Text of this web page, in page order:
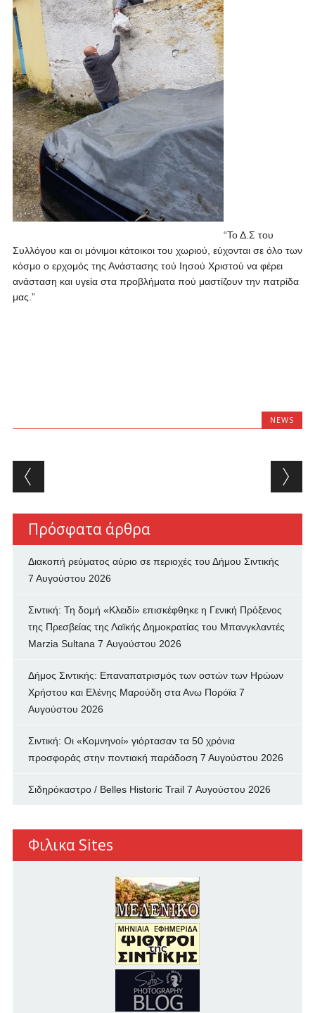
“Το Δ.Σ του
Συλλόγου και οι μόνιμοι κάτοικοι του χωριού, εύχονται σε όλο των
κόσμο ο ερχομός της Ανάστασης τού Ιησού Χριστού να φέρει
ανάσταση και υγεία στα προβλήματα πού μαστίζουν την πατρίδα
μας.”
NEWS
Post navigation
Πρόσφατα άρθρα
Διακοπή ρεύματος αύριο σε περιοχές του Δήμου Σιντικής
7 Αυγούστου 2026
Σιντική: Τη δομή «Κλειδί» επισκέφθηκε η Γενική Πρόξενος
της Πρεσβείας της Λαϊκής Δημοκρατίας του Μπανγκλαντές
Marzia Sultana 7 Αυγούστου 2026
Δήμος Σιντικής: Επαναπατρισμός των oστών των Ηρώων
Χρήστου και Ελένης Μαρούδη στα Ανω Πορόϊα 7
Αυγούστου 2026
Σιντική: Οι «Κομνηνοί» γιόρτασαν τα 50 χρόνια
προσφοράς στην ποντιακή παράδοση 7 Αυγούστου 2026
Σιδηρόκαστρο / Belles Historic Trail 7 Αυγούστου 2026
Φιλικα Sites